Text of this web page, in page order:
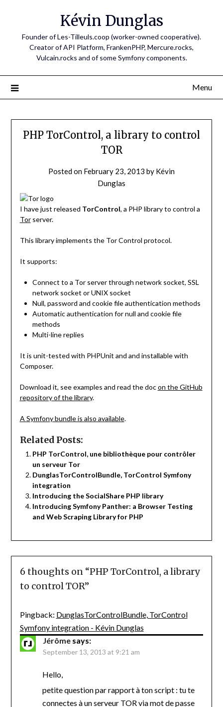
Kévin Dunglas
Founder of Les-Tilleuls.coop (worker-owned cooperative).
Creator of API Platform, FrankenPHP, Mercure.rocks,
Vulcain.rocks and of some Symfony components.
Menu
PHP TorControl, a library to control
TOR
Posted on February 23, 2013 by Kévin
Dunglas
I have just released TorControl, a PHP library to control a
Torserver.
This library implements the Tor Control protocol.
It supports:
Connect to a Tor server through network socket, SSL
network socket or UNIX socket
Null, password and cookie file authentication methods
Automatic authentication for null and cookie file
methods
Multi-line replies
It is unit-tested with PHPUnit and and installable with
Composer.
Download it, see examples and read the docon the GitHub
repository of the library.
A Symfony bundle is also available.
Related Posts:
PHP TorControl, une bibliothèque pour contrôler
un serveur Tor
DunglasTorControlBundle, TorControl Symfony
integration
Introducing the SocialShare PHP library
Introducing Symfony Panther: a Browser Testing
and Web Scraping Library for PHP
6 thoughts on “PHP TorControl, a library
to control TOR”
Pingback: DunglasTorControlBundle, TorControl
Symfony integration - Kévin Dunglas
Jérôme says:
September 13, 2013 at 9:21 am
Hello,
petite question par rapport à ton script : tu te
connectes à un serveur TOR via mot de passe